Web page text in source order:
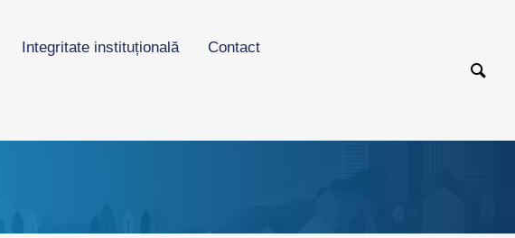
Integritate instituțională Contact